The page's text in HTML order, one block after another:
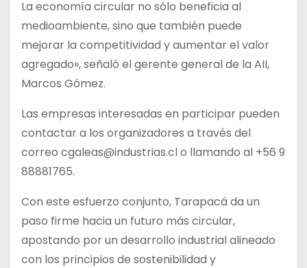
La economía circular no sólo beneficia al
medioambiente, sino que también puede
mejorar la competitividad y aumentar el valor
agregado», señaló el gerente general de la AII,
Marcos Gómez.
Las empresas interesadas en participar pueden
contactar a los organizadores a través del
correo cgaleas@industrias.cl o llamando al +56 9
88881765.
Con este esfuerzo conjunto, Tarapacá da un
paso firme hacia un futuro más circular,
apostando por un desarrollo industrial alineado
con los principios de sostenibilidad y